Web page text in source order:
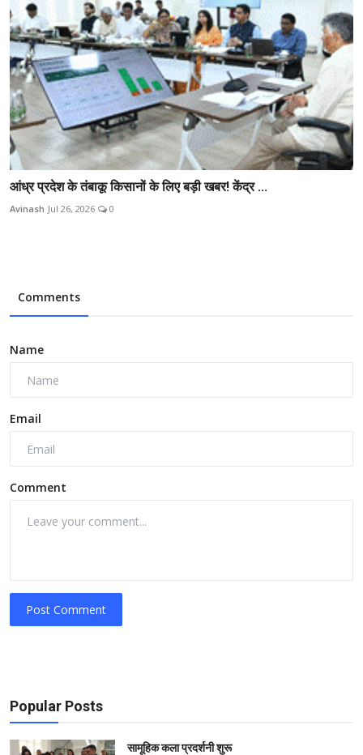
आंध्र प्रदेश के तंबाकू किसानों के लिए बड़ी खबर! केंद्र ...
Avinash Jul 26, 2026 0
Comments
Name
Email
Comment
Post Comment
Popular Posts
सामूहिक कला प्रदर्शनी शुरू